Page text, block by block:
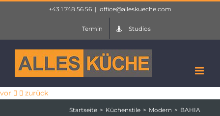
+43 1 748 56 56 | office@alleskueche.com
Termin Studios
vor zurück
Startseite Küchenstile Modern BAHIA